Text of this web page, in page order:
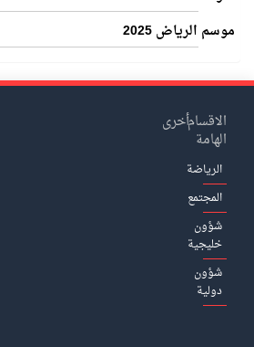
موسم الرياض 2025
الاقسام
الهامة
الرياضة
المجتمع
شؤون
خليجية
شؤون
دولية
أخرى